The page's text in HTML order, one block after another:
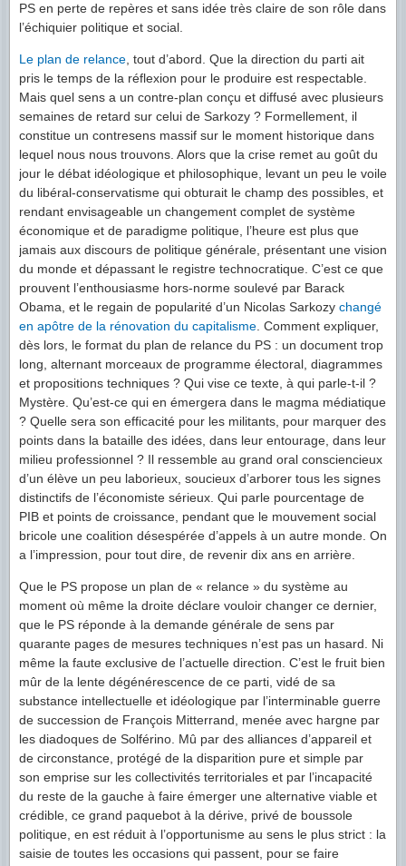
PS en perte de repères et sans idée très claire de son rôle dans
l’échiquier politique et social.
Le plan de relance , tout d’abord. Que la direction du parti ait
pris le temps de la réflexion pour le produire est respectable.
Mais quel sens a un contre-plan conçu et diffusé avec plusieurs
semaines de retard sur celui de Sarkozy ? Formellement, il
constitue un contresens massif sur le moment historique dans
lequel nous nous trouvons. Alors que la crise remet au goût du
jour le débat idéologique et philosophique, levant un peu le voile
du libéral-conservatisme qui obturait le champ des possibles, et
rendant envisageable un changement complet de système
économique et de paradigme politique, l’heure est plus que
jamais aux discours de politique générale, présentant une vision
du monde et dépassant le registre technocratique. C’est ce que
prouvent l’enthousiasme hors-norme soulevé par Barack
Obama, et le regain de popularité d’un Nicolas Sarkozy changé
en apôtre de la rénovation du capitalisme . Comment expliquer,
dès lors, le format du plan de relance du PS : un document trop
long, alternant morceaux de programme électoral, diagrammes
et propositions techniques ? Qui vise ce texte, à qui parle-t-il ?
Mystère. Qu’est-ce qui en émergera dans le magma médiatique
? Quelle sera son efficacité pour les militants, pour marquer des
points dans la bataille des idées, dans leur entourage, dans leur
milieu professionnel ? Il ressemble au grand oral consciencieux
d’un élève un peu laborieux, soucieux d’arborer tous les signes
distinctifs de l’économiste sérieux. Qui parle pourcentage de
PIB et points de croissance, pendant que le mouvement social
bricole une coalition désespérée d’appels à un autre monde. On
a l’impression, pour tout dire, de revenir dix ans en arrière.
Que le PS propose un plan de « relance » du système au
moment où même la droite déclare vouloir changer ce dernier,
que le PS réponde à la demande générale de sens par
quarante pages de mesures techniques n’est pas un hasard. Ni
même la faute exclusive de l’actuelle direction. C’est le fruit bien
mûr de la lente dégénérescence de ce parti, vidé de sa
substance intellectuelle et idéologique par l’interminable guerre
de succession de François Mitterrand, menée avec hargne par
les diadoques de Solférino. Mû par des alliances d’appareil et
de circonstance, protégé de la disparition pure et simple par
son emprise sur les collectivités territoriales et par l’incapacité
du reste de la gauche à faire émerger une alternative viable et
crédible, ce grand paquebot à la dérive, privé de boussole
politique, en est réduit à l’opportunisme au sens le plus strict : la
saisie de toutes les occasions qui passent, pour se faire